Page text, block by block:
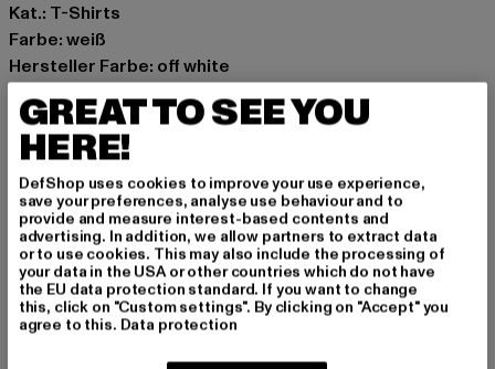
Kat.: T-Shirts
Farbe: weiß
Hersteller Farbe: off white
Materialzusammensetzung: 100% Baumwolle
Art.Nr: 0008999-04359
Hersteller: Zabou House |
Krishna@zabou.co.uk
Shelley Road, Ashton-on-Ribble | PR2 2ZH Lancashire |
GB
GRÖSSE & PASSFORM
GREAT TO SEE YOU
HERE!
DefShop uses cookies to improve your use experience,
save your preferences, analyse use behaviour and to
provide and measure interest-based contents and
advertising. In addition, we allow partners to extract data
or to use cookies. This may also include the processing of
your data in the USA or other countries which do not have
the EU data protection standard. If you want to change
this, click on "Custom settings". By clicking on "Accept" you
agree to this. Data protection